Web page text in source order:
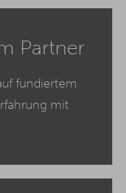
Partner
fundiertem
mit